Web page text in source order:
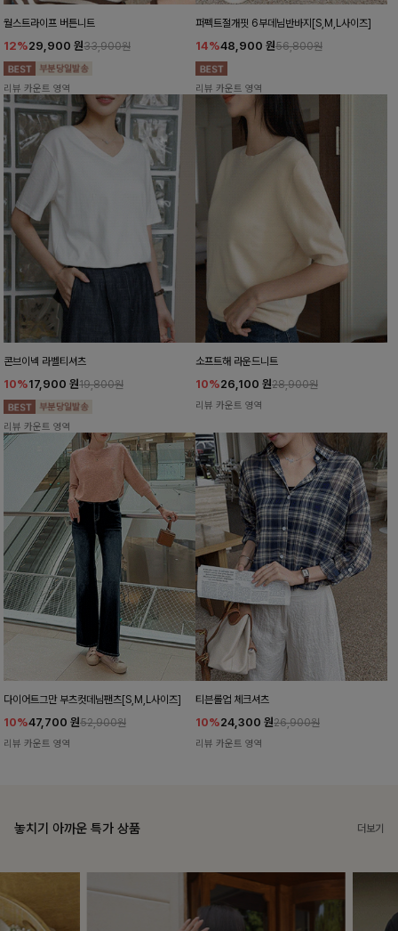
월스트라이프 버튼니트
12%29,900 원33,900원
리뷰 카운트 영역
퍼펙트절개핏 6부데님반바지[S,M,L사이즈]
14%48,900 원56,800원
리뷰 카운트 영역
콘브이넥 라벨티셔츠
10%17,900 원19,800원
리뷰 카운트 영역
소프트해 라운드니트
10%26,100 원28,900원
리뷰 카운트 영역
다이어트그만 부츠컷데님팬츠[S,M,L사이즈]
10%47,700 원52,900원
리뷰 카운트 영역
티븐롤업 체크셔츠
10%24,300 원26,900원
리뷰 카운트 영역
놓치기 아까운 특가 상품 더보기